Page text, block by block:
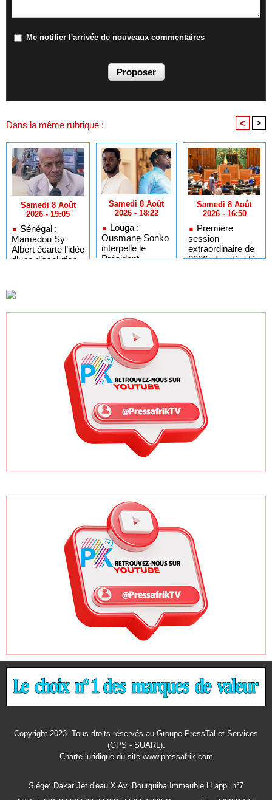
Me notifier l'arrivée de nouveaux commentaires
Dans la même rubrique : < >
Samedi 8 Août
2026 - 19:05
Sénégal :
Mamadou Sy
Albert écarte l’idée
d’une dissolution
Samedi 8 Août
2026 - 18:22
Louga :
Ousmane Sonko
interpelle le
Président
Samedi 8 Août
2026 - 16:50
Première
session
extraordinaire de
2026 : les députés
Copyright 2023. Tous droits réservés au Groupe PressTal et Services
(GPS - SUARL).
Charte juridiquedu site www.pressafrik.com
Siége: Dakar Jet d'eau X Av. Bourguiba Immeuble H app. n°7